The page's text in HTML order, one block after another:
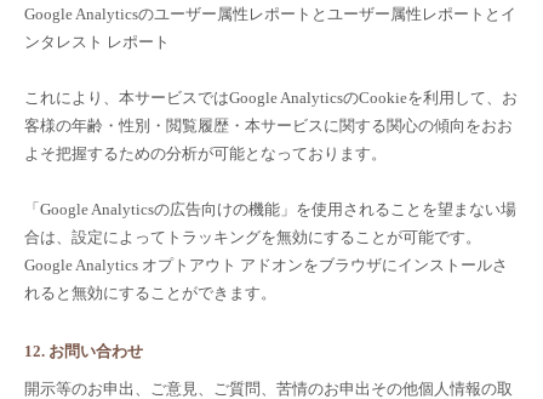
Google Analyticsのユーザー属性レポートとユーザー属性レポートとイ
ンタレスト レポート
これにより、本サービスではGoogle AnalyticsのCookieを利用して、お
客様の年齢・性別・閲覧履歴・本サービスに関する関心の傾向をおお
よそ把握するための分析が可能となっております。
「Google Analyticsの広告向けの機能」を使用されることを望まない場
合は、設定によってトラッキングを無効にすることが可能です。
Google Analytics オプトアウト アドオンをブラウザにインストールさ
れると無効にすることができます。
12. お問い合わせ
開示等のお申出、ご意見、ご質問、苦情のお申出その他個人情報の取